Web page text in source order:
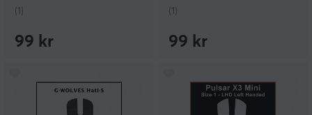
(1)
99 kr
(1)
99 kr